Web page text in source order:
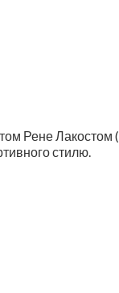
Рене Лакостом
стилю.